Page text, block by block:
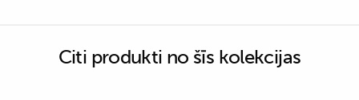
Citi produkti no šīs kolekcijas